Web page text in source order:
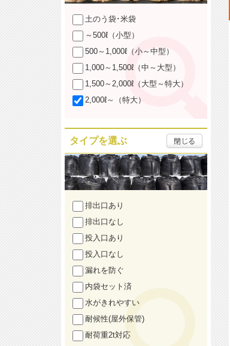
土のう袋･米袋
～500ℓ（小型）
500～1,000ℓ（小～中型）
1,000～1,500ℓ（中～大型）
1,500～2,000ℓ（大型～特大）
2,000ℓ～（特大）
タイプを選ぶ
排出口あり
排出口なし
投入口あり
投入口なし
漏れを防ぐ
内袋セット済
水がきれやすい
耐候性(屋外保管)
耐荷重2t対応